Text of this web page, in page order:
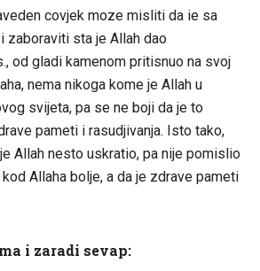
covjek moze misliti da ie sa
zaboraviti sta je Allah dao
od gladi kamenom pritisnuo na svoj
nema nikoga kome je Allah u
svijeta, pa se ne boji da je to
pameti i rasudjivanja. Isto tako,
Allah nesto uskratio, pa nije pomislio
Allaha bolje, a da je zdrave pameti
i zaradi sevap: